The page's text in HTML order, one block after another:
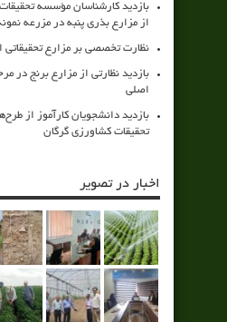
بازدید کارشناسان مؤسسه
از مزارع بذری پنبه در مزرعه
نظارت تخصصی بر مزارع تحقیقاتی
بازدید نظارتی از مزارع برنج در
اصلی
بازدید دانشجویان کارآموز از
تحقیقات کشاورزی گرگان
اخبار در تصویر